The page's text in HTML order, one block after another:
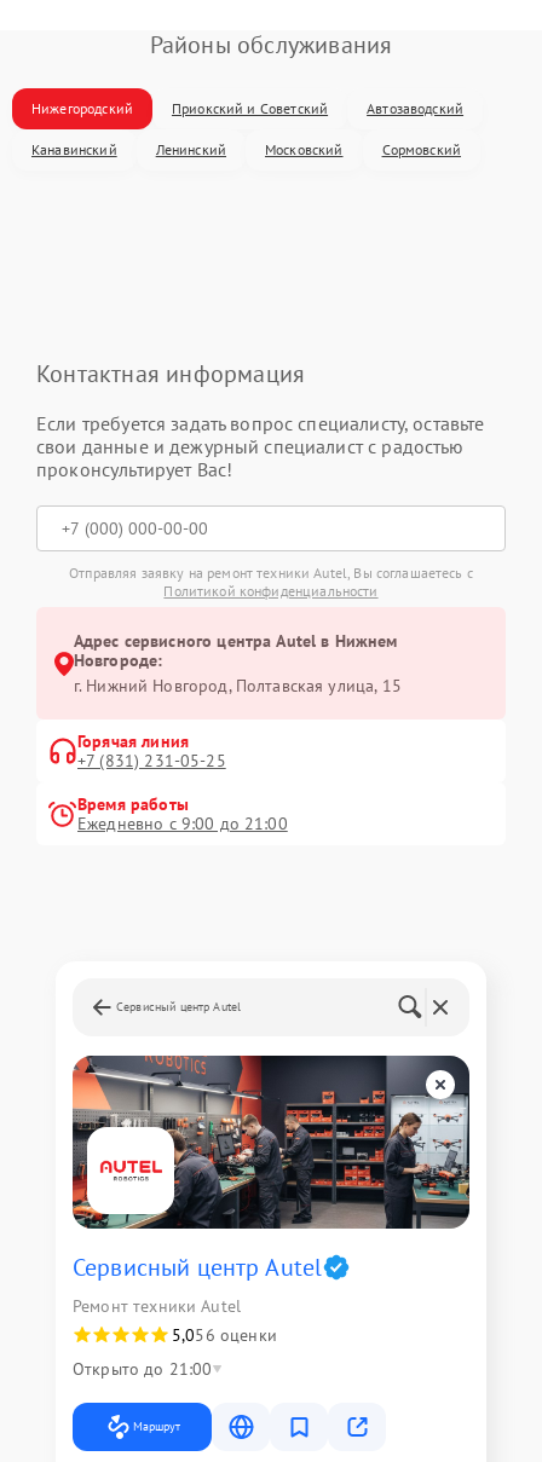
Районы обслуживания
Нижегородский Приокский и Советский Автозаводский
Канавинский Ленинский Московский Сормовский
Контактная информация
Если требуется задать вопрос специалисту, оставьте
свои данные и дежурный специалист с радостью
проконсультирует Вас!
Отправляя заявку на ремонт техники Autel, Вы соглашаетесь с
Политикой конфиденциальности
Адрес сервисного центра Autel в Нижнем
Новгороде:
г. Нижний Новгород, Полтавская улица, 15
Горячая линия
+7 (831) 231-05-25
Время работы
Ежедневно с 9:00 до 21:00
Сервисный центр Autel
Сервисный центр Autel
Ремонт техники Autel
5,056 оценки
Открыто до 21:00
Маршрут